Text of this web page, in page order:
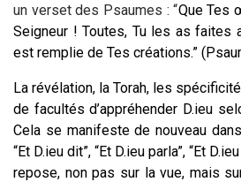
un verset des Psaumes : “Que Tes
Seigneur ! Toutes, Tu les as faites
est remplie de Tes créations.”
La révélation, la Torah, les
de facultés d’appréhender D.ieu
Cela se manifeste de nouveau
“Et D.ieu dit”, “Et D.ieu parla”, “Et
repose, non pas sur la vue, mais